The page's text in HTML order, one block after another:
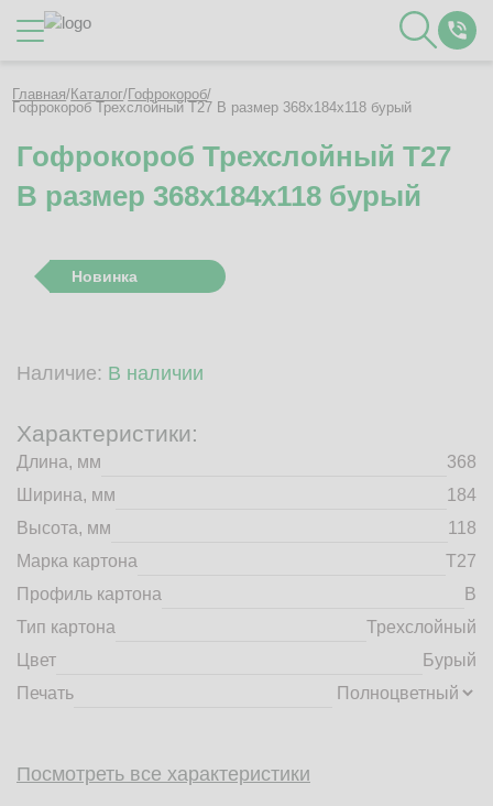
О Компании
Контакты
Полезное
Вакансии
Гофротара с печатью
Рассчитать стоимость упаковки
Пн-Пт 8:00 - 17:00
+7 (4832) 71-44-42
г. Брянск, Белобережская улица, 1А
© 2014 - 2026 | ООО ТД "Брянский картон" Все права защищены,
материалов с сайта строго запрещено.
Главная/Каталог/Гофрокороб/
Гофрокороб Трехслойный Т27 B размер 368x184x118 бурый
Гофрокороб Трехслойный Т27
B размер 368x184x118 бурый
Новинка
Наличие: В наличии
Характеристики:
Длина, мм
368
Ширина, мм
184
Высота, мм
118
Марка картона
Т27
Профиль картона
B
Тип картона
Трехслойный
Цвет
Бурый
Печать
Посмотреть все характеристики